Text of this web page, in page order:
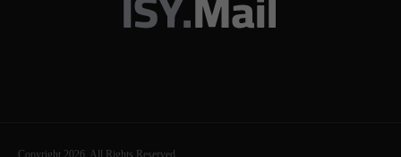
Copyright 2026. All Rights Reserved.